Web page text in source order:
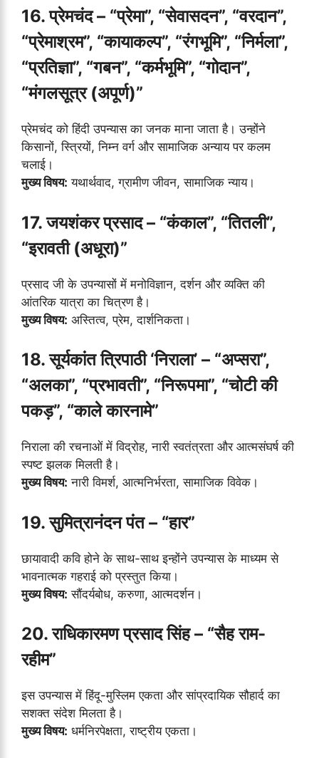
16. प्रेमचंद – “प्रेमा”, “सेवासदन”, “वरदान”,
“प्रेमाश्रम”, “कायाकल्प”, “रंगभूमि”, “निर्मला”,
“प्रतिज्ञा”, “गबन”, “कर्मभूमि”, “गोदान”,
“मंगलसूत्र (अपूर्ण)”
प्रेमचंद को हिंदी उपन्यास का जनक माना जाता है। उन्होंने
किसानों, स्त्रियों, निम्न वर्ग और सामाजिक अन्याय पर कलम
चलाई।
मुख्य विषय: यथार्थवाद, ग्रामीण जीवन, सामाजिक न्याय।
17. जयशंकर प्रसाद – “कंकाल”, “तितली”,
“इरावती (अधूरा)”
प्रसाद जी के उपन्यासों में मनोविज्ञान, दर्शन और व्यक्ति की
आंतरिक यात्रा का चित्रण है।
मुख्य विषय: अस्तित्व, प्रेम, दार्शनिकता।
18. सूर्यकांत त्रिपाठी ‘निराला’ – “अप्सरा”,
“अलका”, “प्रभावती”, “निरूपमा”, “चोटी की
पकड़”, “काले कारनामे”
निराला की रचनाओं में विद्रोह, नारी स्वतंत्रता और आत्मसंघर्ष की
स्पष्ट झलक मिलती है।
मुख्य विषय: नारी विमर्श, आत्मनिर्भरता, सामाजिक विवेक।
19. सुमित्रानंदन पंत – “हार”
छायावादी कवि होने के साथ-साथ इन्होंने उपन्यास के माध्यम से
भावनात्मक गहराई को प्रस्तुत किया।
मुख्य विषय: सौंदर्यबोध, करुणा, आत्मदर्शन।
20. राधिकारमण प्रसाद सिंह – “सैह राम-
रहीम”
इस उपन्यास में हिंदू-मुस्लिम एकता और सांप्रदायिक सौहार्द का
सशक्त संदेश मिलता है।
मुख्य विषय: धर्मनिरपेक्षता, राष्ट्रीय एकता।